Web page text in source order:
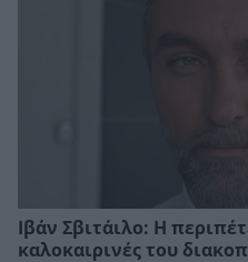
Ιβάν Σβιτάιλο: Η
καλοκαιρινές του